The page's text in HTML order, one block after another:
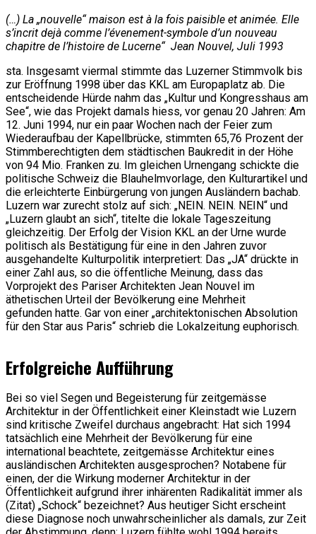
(…) La „nouvelle“ maison est à la fois paisible et animée. Elle
s’incrit dejà comme l’évenement-symbole d’un nouveau
chapitre de l’histoire de Lucerne“ Jean Nouvel, Juli 1993
sta. Insgesamt viermal stimmte das Luzerner Stimmvolk bis
zur Eröffnung 1998 über das KKL am Europaplatz ab. Die
entscheidende Hürde nahm das „Kultur und Kongresshaus am
See“, wie das Projekt damals hiess, vor genau 20 Jahren: Am
12. Juni 1994, nur ein paar Wochen nach der Feier zum
Wiederaufbau der Kapellbrücke, stimmten 65,76 Prozent der
Stimmberechtigten dem städtischen Baukredit in der Höhe
von 94 Mio. Franken zu. Im gleichen Urnengang schickte die
politische Schweiz die Blauhelmvorlage, den Kulturartikel und
die erleichterte Einbürgerung von jungen Ausländern bachab.
Luzern war zurecht stolz auf sich: „NEIN. NEIN. NEIN“ und
„Luzern glaubt an sich“, titelte die lokale Tageszeitung
gleichzeitig. Der Erfolg der Vision KKL an der Urne wurde
politisch als Bestätigung für eine in den Jahren zuvor
ausgehandelte Kulturpolitik interpretiert: Das „JA“ drückte in
einer Zahl aus, so die öffentliche Meinung, dass das
Vorprojekt des Pariser Architekten Jean Nouvel im
äthetischen Urteil der Bevölkerung eine Mehrheit
gefunden hatte. Gar von einer „architektonischen Absolution
für den Star aus Paris“ schrieb die Lokalzeitung euphorisch.
Erfolgreiche Aufführung
Bei so viel Segen und Begeisterung für zeitgemässe
Architektur in der Öffentlichkeit einer Kleinstadt wie Luzern
sind kritische Zweifel durchaus angebracht: Hat sich 1994
tatsächlich eine Mehrheit der Bevölkerung für eine
international beachtete, zeitgemässe Architektur eines
ausländischen Architekten ausgesprochen? Notabene für
einen, der die Wirkung moderner Architektur in der
Öffentlichkeit aufgrund ihrer inhärenten Radikalität immer als
(Zitat) „Schock“ bezeichnet? Aus heutiger Sicht erscheint
diese Diagnose noch unwahrscheinlicher als damals, zur Zeit